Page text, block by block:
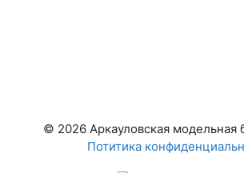
© 2026 Аркауловская модельная
Потитика